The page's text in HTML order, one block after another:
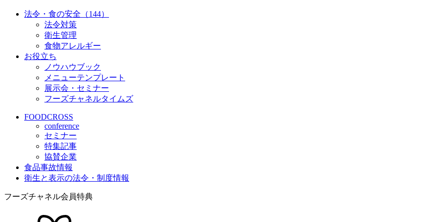
法令・食の安全（144）
法令対策
衛生管理
食物アレルギー
お役立ち
ノウハウブック
メニューテンプレート
展示会・セミナー
フーズチャネルタイムズ
FOODCROSS
conference
セミナー
特集記事
協賛企業
食品事故情報
衛生と表示の法令・制度情報
フーズチャネル会員特典